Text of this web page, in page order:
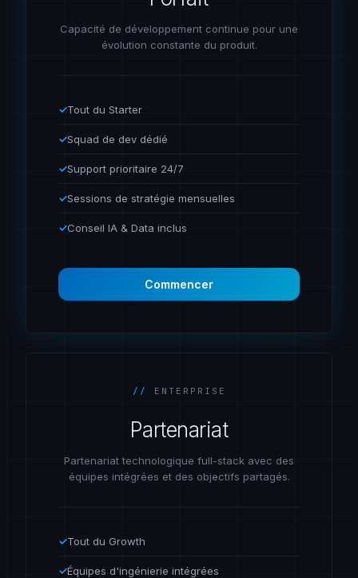
Capacité de développement continue pour une
évolution constante du produit.
✓Tout du Starter
✓Squad de dev dédié
✓Support prioritaire 24/7
✓Sessions de stratégie mensuelles
✓Conseil IA & Data inclus
Commencer
// ENTERPRISE
Partenariat
Partenariat technologique full-stack avec des
équipes intégrées et des objectifs partagés.
✓Tout du Growth
✓Équipes d'ingénierie intégrées